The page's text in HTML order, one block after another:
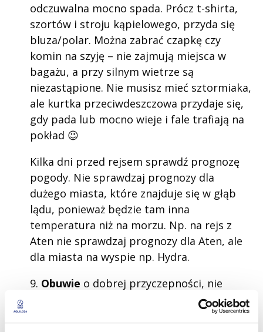
odczuwalna mocno spada. Prócz t-shirta,
szortów i stroju kąpielowego, przyda się
bluza/polar. Można zabrać czapkę czy
komin na szyję – nie zajmują miejsca w
bagażu, a przy silnym wietrze są
niezastąpione. Nie musisz mieć sztormiaka,
ale kurtka przeciwdeszczowa przydaje się,
gdy pada lub mocno wieje i fale trafiają na
pokład 😉
Kilka dni przed rejsem sprawdź prognozę
pogody. Nie sprawdzaj prognozy dla
dużego miasta, które znajduje się w głąb
lądu, ponieważ będzie tam inna
temperatura niż na morzu. Np. na rejs z
Aten nie sprawdzaj prognozy dla Aten, ale
dla miasta na wyspie np. Hydra.
9. Obuwie o dobrej przyczepności, nie
zostawiające śladów np. sportowe na
miękkiej podeszwie. Po jachcie podczas